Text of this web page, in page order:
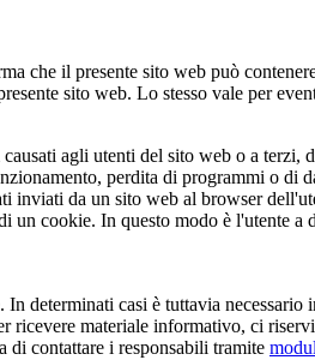
che il presente sito web può
sito web. Lo stesso vale per
agli utenti del sito web o a
perdita di programmi o di
da un sito web al browser
cookie. In questo modo è l'utente a
determinati casi è tuttavia
ricevere materiale informativo, ci
di contattare i responsabili tramite